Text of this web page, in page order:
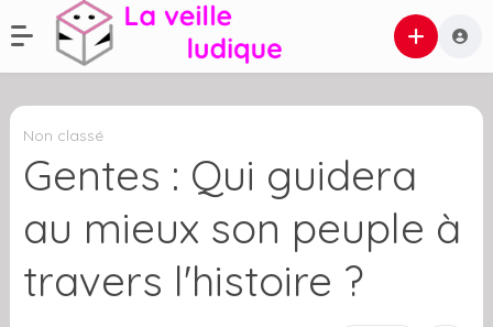
Non classé
Gentes : Qui guidera
au mieux son peuple à
travers l'histoire ?